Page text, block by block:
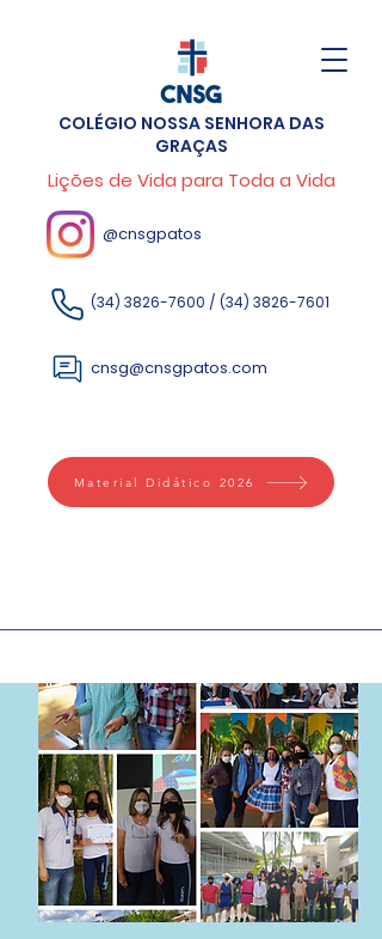
COLÉGIO NOSSA SENHORA DAS
GRAÇAS
Lições de Vida para Toda a Vida
@cnsgpatos
(34) 3826-7600 / (34) 3826-7601
cnsg@cnsgpatos.com
Material Didático 2026